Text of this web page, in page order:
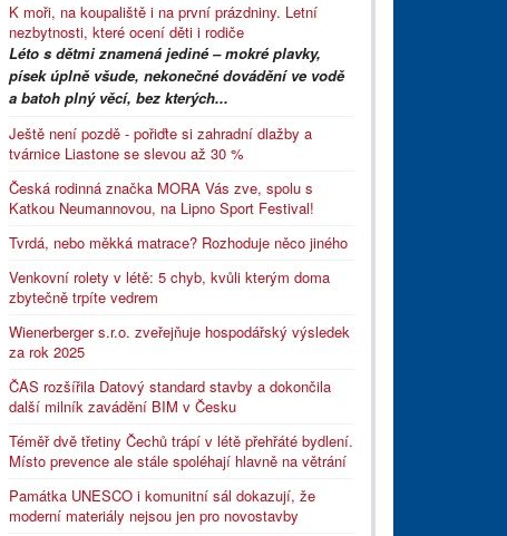
K moři, na koupaliště i na první prázdniny. Letní
nezbytnosti, které ocení děti i rodiče
Léto s dětmi znamená jediné – mokré plavky,
písek úplně všude, nekonečné dovádění ve vodě
a batoh plný věcí, bez kterých...
Ještě není pozdě - pořiďte si zahradní dlažby a
tvárnice Liastone se slevou až 30 %
Česká rodinná značka MORA Vás zve, spolu s
Katkou Neumannovou, na Lipno Sport Festival!
Tvrdá, nebo měkká matrace? Rozhoduje něco jiného
Venkovní rolety v létě: 5 chyb, kvůli kterým doma
zbytečně trpíte vedrem
Wienerberger s.r.o. zveřejňuje hospodářský výsledek
za rok 2025
ČAS rozšířila Datový standard stavby a dokončila
další milník zavádění BIM v Česku
Téměř dvě třetiny Čechů trápí v létě přehřáté bydlení.
Místo prevence ale stále spoléhají hlavně na větrání
Památka UNESCO i komunitní sál dokazují, že
moderní materiály nejsou jen pro novostavby